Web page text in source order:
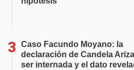
Caso Facundo Moyano: la
declaración de Candela
ser internada y el dato